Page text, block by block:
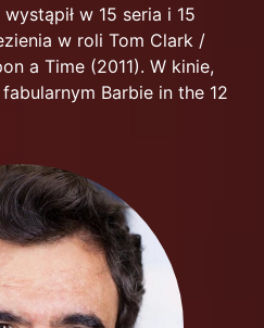
w 15 seria i 15
w roli Tom Clark /
a Time (2011). W kinie,
Barbie in the 12